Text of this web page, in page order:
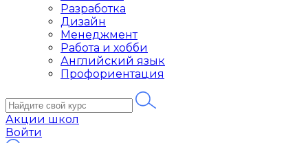
Разработка
Дизайн
Менеджмент
Работа и хобби
Английский язык
Профориентация
Акции школ
Войти